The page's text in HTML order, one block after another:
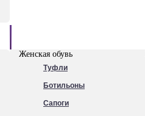
Женская обувь
Туфли
Ботильоны
Сапоги